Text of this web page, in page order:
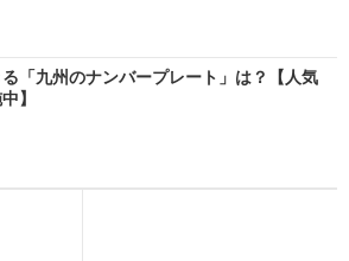
る「九州のナンバープレート」は？【人気
】